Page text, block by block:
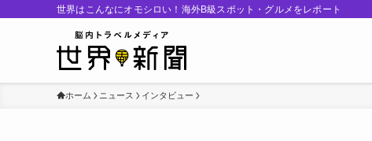
世界はこんなにオモシロい！海外B級スポット・グルメをレポート
ホーム ニュース インタビュー